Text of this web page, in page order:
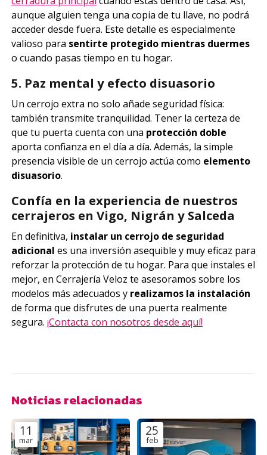
aunque alguien tenga una copia de tu llave, no podrá
acceder desde fuera. Este detalle es especialmente
valioso para sentirte protegido mientras duermes
o cuando pasas tiempo en tu hogar.
5. Paz mental y efecto disuasorio
Un cerrojo extra no solo añade seguridad física:
también transmite tranquilidad. Tener la certeza de
que tu puerta cuenta con una protección doble
aporta confianza en el día a día. Además, la simple
presencia visible de un cerrojo actúa como elemento
disuasorio.
Confía en la experiencia de nuestros
cerrajeros en Vigo, Nigrán y Salceda
En definitiva, instalar un cerrojo de seguridad
adicional es una inversión asequible y muy eficaz para
reforzar la protección de tu hogar. Para que instales el
mejor, en Cerrajería Veloz te asesoramos sobre los
modelos más adecuados y realizamos la instalación
de forma que disfrutes de una puerta realmente
segura. ¡Contacta con nosotros desde aquí!
Noticias relacionadas
11
mar
25
feb